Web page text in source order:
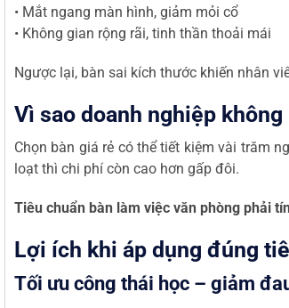
• Mắt ngang màn hình, giảm mỏi cổ
• Không gian rộng rãi, tinh thần thoải mái
Ngược lại, bàn sai kích thước khiến nhân
Vì sao doanh nghiệp
Chọn bàn giá rẻ có thể tiết kiệm vài trăm
loạt thì chi phí còn cao hơn gấp đôi.
Tiêu chuẩn bàn làm việc văn phòng phải
Lợi ích khi áp dụng đúng
Tối ưu công thái học – giảm